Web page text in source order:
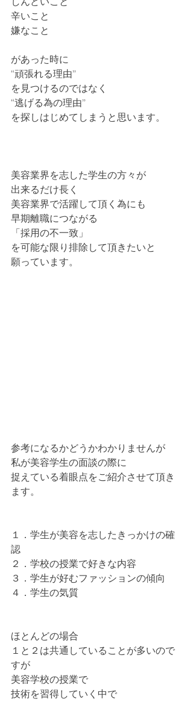
辛いこと
嫌なこと
があった時に
“頑張れる理由”
を見つけるのではなく
“逃げる為の理由”
を探しはじめてしまうと思います。
美容業界を志した学生の方々が
出来るだけ長く
美容業界で活躍して頂く為にも
早期離職につながる
「採用の不一致」
を可能な限り排除して頂きたいと
願っています。
参考になるかどうかわかりませんが
私が美容学生の面談の際に
捉えている着眼点をご紹介させて頂き
ます。
１．学生が美容を志したきっかけの確
認
２．学校の授業で好きな内容
３．学生が好むファッションの傾向
４．学生の気質
ほとんどの場合
１と２は共通していることが多いので
すが
美容学校の授業で
技術を習得していく中で